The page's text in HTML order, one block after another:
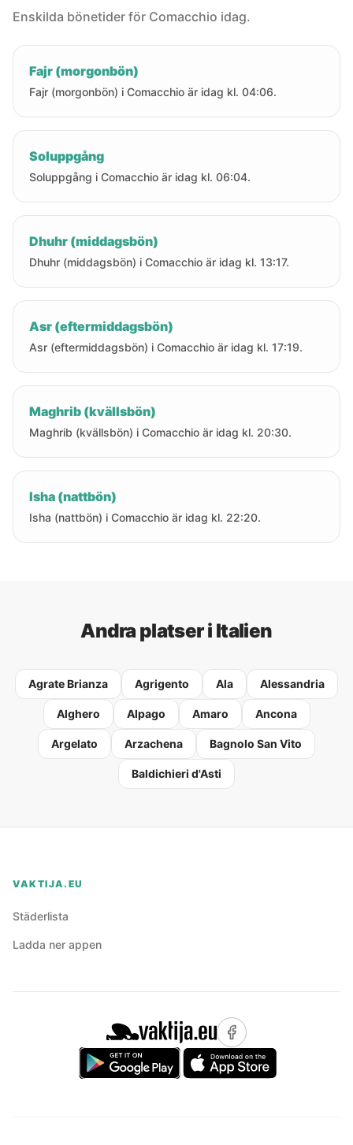
Enskilda bönetider för Comacchio idag.
Fajr (morgonbön)
Fajr (morgonbön) i Comacchio är idag kl. 04:06.
Soluppgång
Soluppgång i Comacchio är idag kl. 06:04.
Dhuhr (middagsbön)
Dhuhr (middagsbön) i Comacchio är idag kl. 13:17.
Asr (eftermiddagsbön)
Asr (eftermiddagsbön) i Comacchio är idag kl. 17:19.
Maghrib (kvällsbön)
Maghrib (kvällsbön) i Comacchio är idag kl. 20:30.
Isha (nattbön)
Isha (nattbön) i Comacchio är idag kl. 22:20.
Andra platser i Italien
Agrate Brianza Agrigento Ala Alessandria
Alghero Alpago Amaro Ancona
Argelato Arzachena Bagnolo San Vito
Baldichieri d'Asti
VAKTIJA.EU
Städerlista
Ladda ner appen